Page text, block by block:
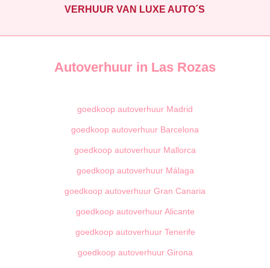
VERHUUR VAN LUXE AUTO´S
Autoverhuur in Las Rozas
goedkoop autoverhuur Madrid
goedkoop autoverhuur Barcelona
goedkoop autoverhuur Mallorca
goedkoop autoverhuur Málaga
goedkoop autoverhuur Gran Canaria
goedkoop autoverhuur Alicante
goedkoop autoverhuur Tenerife
goedkoop autoverhuur Girona